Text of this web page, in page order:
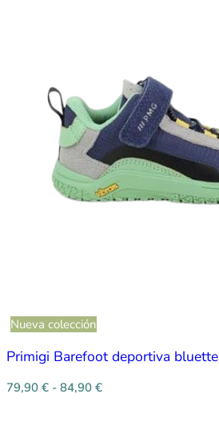
Nueva colección
Primigi Barefoot deportiva bluette
79,90 € - 84,90 €